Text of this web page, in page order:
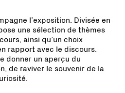
l’exposition. Divisée en
une sélection de thèmes
ainsi qu’un choix
rapport avec le discours.
donner un aperçu du
de raviver le souvenir de la